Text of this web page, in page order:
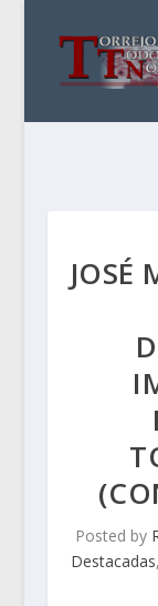
JOSÉ
Posted by
Destacadas,